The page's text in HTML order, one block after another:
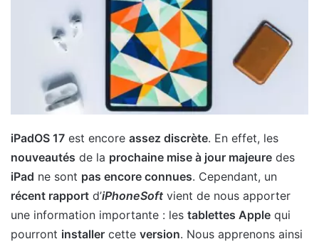
iPadOS 17 est encore assez discrète. En effet, les
nouveautés de la prochaine mise à jour majeure des
iPad ne sont pas encore connues. Cependant, un
récent rapport d’iPhoneSoft vient de nous apporter
une information importante : les tablettes Apple qui
pourront installer cette version. Nous apprenons ainsi